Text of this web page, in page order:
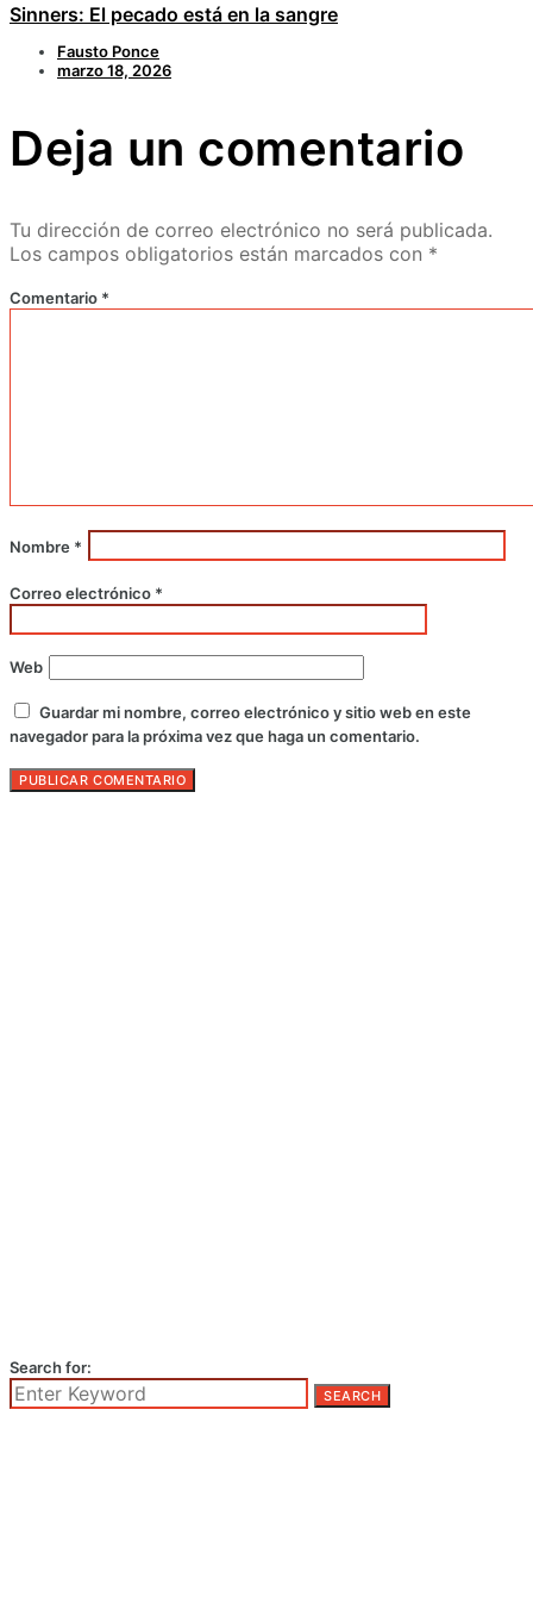
Sinners: El pecado está en la sangre
Fausto Ponce
marzo 18, 2026
Deja un comentario
Tu dirección de correo electrónico no será publicada.
Los campos obligatorios están marcados con *
Comentario *
Nombre *
Correo electrónico *
Web
Guardar mi nombre, correo electrónico y sitio web en este
navegador para la próxima vez que haga un comentario.
Search for:
SEARCH